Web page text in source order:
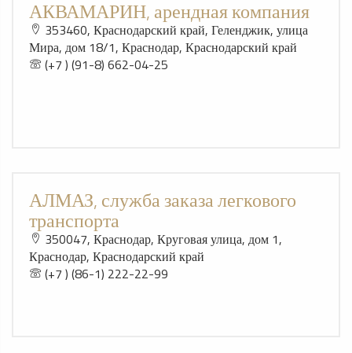
АКВАМАРИН, арендная компания
353460, Краснодарский край, Геленджик, улица
Мира, дом 18/1, Краснодар, Краснодарский край
(+7 ) (91-8) 662-04-25
АЛМАЗ, служба заказа легкового
транспорта
350047, Краснодар, Круговая улица, дом 1,
Краснодар, Краснодарский край
(+7 ) (86-1) 222-22-99